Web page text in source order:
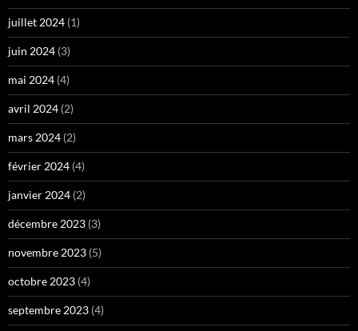
juillet 2024 (1)
juin 2024 (3)
mai 2024 (4)
avril 2024 (2)
mars 2024 (2)
février 2024 (4)
janvier 2024 (2)
décembre 2023 (3)
novembre 2023 (5)
octobre 2023 (4)
septembre 2023 (4)